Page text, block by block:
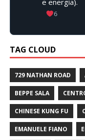
6
TAG CLOUD
729 NATHAN ROAD
BEPPE SALA
CHINESE KUNG FU
EMANUELE FIANO